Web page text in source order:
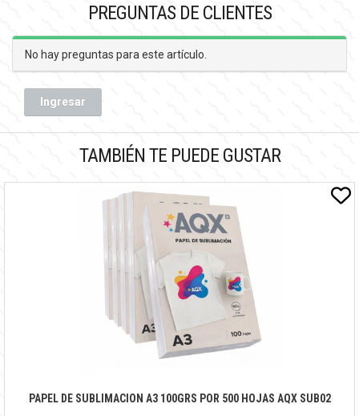
PREGUNTAS DE CLIENTES
No hay preguntas para este artículo.
Ingresar
TAMBIÉN TE PUEDE GUSTAR
PAPEL DE SUBLIMACION A3 100GRS POR 500 HOJAS AQX SUB02